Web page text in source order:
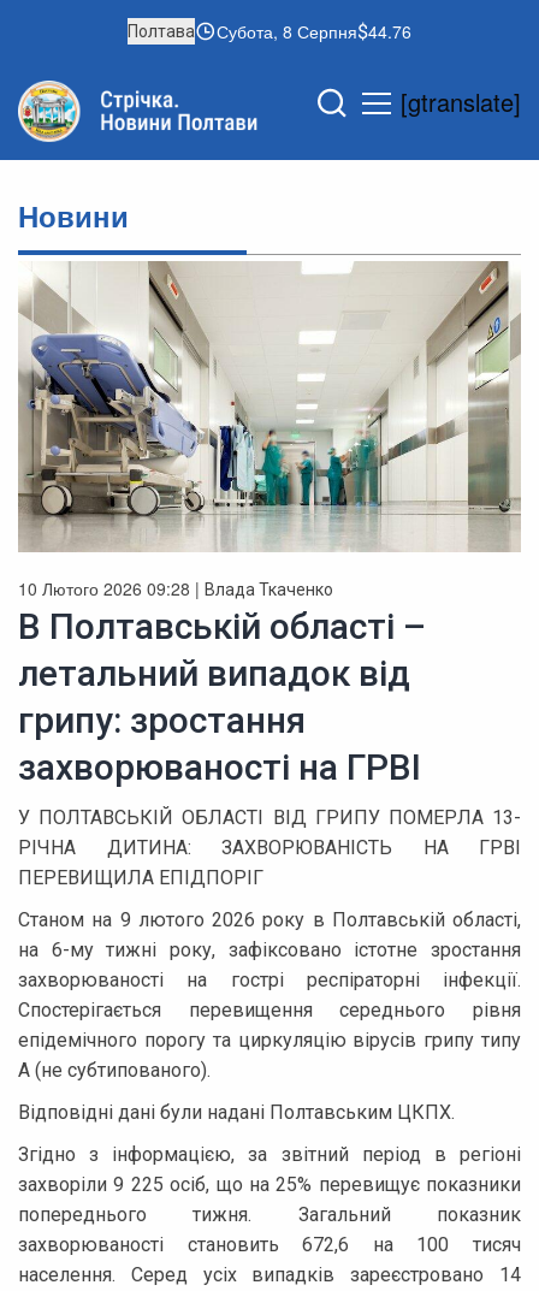
Полтава Субота, 8 Серпня 44.76
[gtranslate]
Новини
10 Лютого 2026 09:28 | Влада Ткаченко
В Полтавській області –
летальний випадок від
грипу: зростання
захворюваності на ГРВІ
У ПОЛТАВСЬКІЙ ОБЛАСТІ ВІД ГРИПУ ПОМЕРЛА 13-
РІЧНА ДИТИНА: ЗАХВОРЮВАНІСТЬ НА ГРВІ
ПЕРЕВИЩИЛА ЕПІДПОРІГ
Станом на 9 лютого 2026 року в Полтавській області,
на 6-му тижні року, зафіксовано істотне зростання
захворюваності на гострі респіраторні інфекції.
Спостерігається перевищення середнього рівня
епідемічного порогу та циркуляцію вірусів грипу типу
А (не субтипованого).
Відповідні дані були надані Полтавським ЦКПХ.
Згідно з інформацією, за звітний період в регіоні
захворіли 9 225 осіб, що на 25% перевищує показники
попереднього тижня. Загальний показник
захворюваності становить 672,6 на 100 тисяч
населення. Серед усіх випадків зареєстровано 14